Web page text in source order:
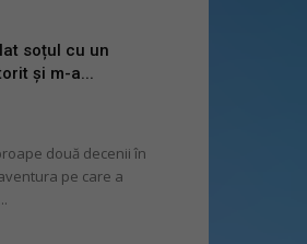
soțul cu un
și m-a...
două decenii în
pe care a